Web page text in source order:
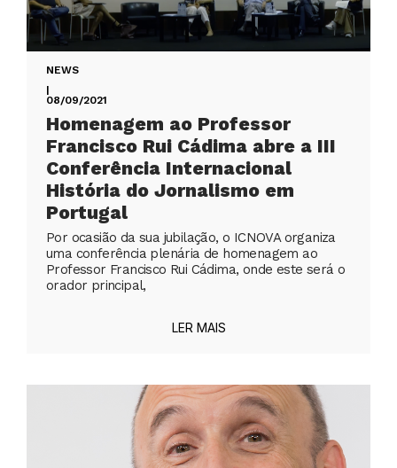
NEWS
|
08/09/2021
Homenagem ao Professor
Francisco Rui Cádima abre a III
Conferência Internacional
História do Jornalismo em
Portugal
Por ocasião da sua jubilação, o ICNOVA organiza
uma conferência plenária de homenagem ao
Professor Francisco Rui Cádima, onde este será o
orador principal,
LER MAIS